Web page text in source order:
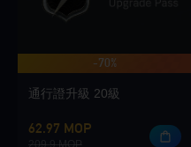
-70%
通行證升級 20級
62.97 MOP
209.9 MOP